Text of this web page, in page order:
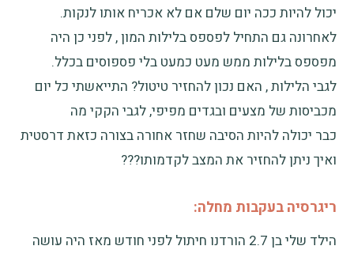
יכול להיות ככה יום שלם אם לא אכריח אותו לנקות.
לאחרונה גם התחיל לפספס בלילות המון , לפני כן היה
מפספס בלילות ממש מעט כמעט בלי פספוסים בכלל.
לגבי הלילות , האם נכון להחזיר טיטול? התייאשתי כל יום
מכביסות של מצעים ובגדים מפיפי, לגבי הקקי מה
כבר יכולה להיות הסיבה שחזר אחורה בצורה כזאת דרסטית
ואיך ניתן להחזיר את המצב לקדמותו???
ריגרסיה בעקבות מחלה:
הילד שלי בן 2.7 הורדנו חיתול לפני חודש מאז היה עושה